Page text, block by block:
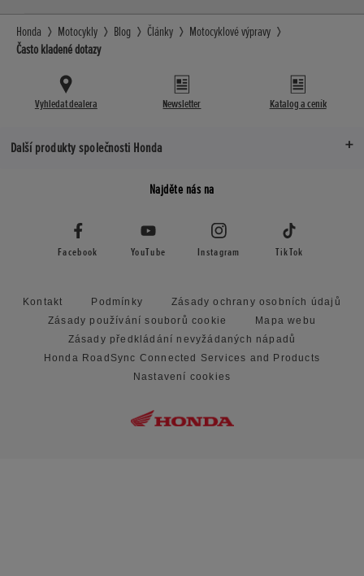
Honda Motocykly Blog Články
Motocyklové výpravy
Často kladené dotazy
Vyhledat dealera Newsletter Katalog a ceník
Další produkty společnosti Honda
Najděte nás na
Facebook YouTube Instagram TikTok
Kontakt Podmínky
Zásady ochrany osobních údajů
Zásady používání souborů cookie
Mapa webu
Zásady předkládání nevyžádaných nápadů
Honda RoadSync Connected Services and Products
Nastavení cookies